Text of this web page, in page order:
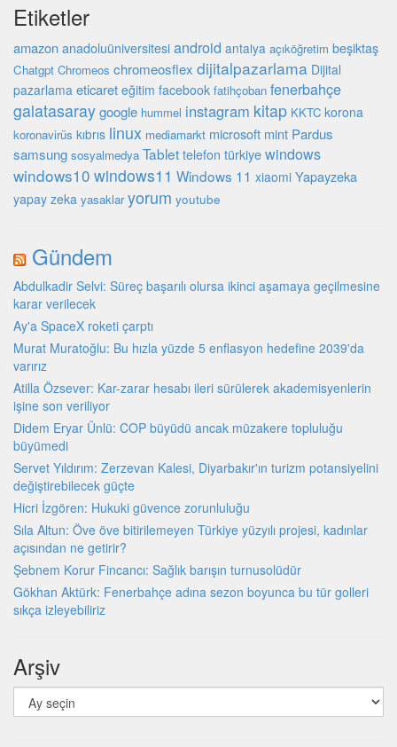
Etiketler
amazon anadoluüniversitesi android antalya açıköğretim beşiktaş
Chatgpt Chromeos chromeosflex dijitalpazarlama Dijital
pazarlama eticaret eğitim facebook fatihçoban fenerbahçe
galatasaraygoogle hummel instagram kitap KKTC korona
koronavirüs kıbrıs linux mediamarkt microsoft mint Pardus
samsung sosyalmedya Tablet telefon türkiyewindows
windows10 windows11 Windows 11 xiaomi Yapayzeka
yapay zeka yasaklar yorum youtube
Gündem
Abdulkadir Selvi: Süreç başarılı olursa ikinci aşamaya geçilmesine
karar verilecek
Ay'a SpaceX roketi çarptı
Murat Muratoğlu: Bu hızla yüzde 5 enflasyon hedefine 2039'da
varırız
Atilla Özsever: Kar-zarar hesabı ileri sürülerek akademisyenlerin
işine son veriliyor
Didem Eryar Ünlü: COP büyüdü ancak müzakere topluluğu
büyümedi
Servet Yıldırım: Zerzevan Kalesi, Diyarbakır'ın turizm potansiyelini
değiştirebilecek güçte
Hicri İzgören: Hukuki güvence zorunluluğu
Sıla Altun: Öve öve bitirilemeyen Türkiye yüzyılı projesi, kadınlar
açısından ne getirir?
Şebnem Korur Fincancı: Sağlık barışın turnusolüdür
Gökhan Aktürk: Fenerbahçe adına sezon boyunca bu tür golleri
sıkça izleyebiliriz
Arşiv
Arşiv